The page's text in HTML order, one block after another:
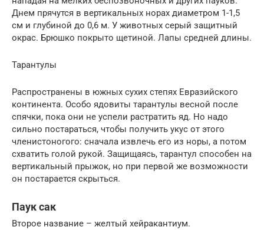
Днем прячутся в вертикальных норах диаметром 1-1,5
см и глубиной до 0,6 м. У животных серый защитный
окрас. Брюшко покрыто щетиной. Лапы средней длины.
Тарантулы
Распространены в южных сухих степях Евразийского
континента. Особо ядовиты тарантулы весной после
спячки, пока они не успели растратить яд. Но надо
сильно постараться, чтобы получить укус от этого
членистоногого: сначала извлечь его из норы, а потом
схватить голой рукой. Защищаясь, тарантул способен на
вертикальный прыжок, но при первой же возможности
он постарается скрыться.
Паук сак
Второе название – желтый хейракантиум.